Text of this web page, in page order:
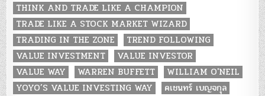
THINK AND TRADE LIKE A CHAMPION
TRADE LIKE A STOCK MARKET WIZARD
TRADING IN THE ZONE
TREND FOLLOWING
VALUE INVESTMENT
VALUE INVESTOR
VALUE WAY
WARREN BUFFETT
WILLIAM O'NEIL
YOYO’S VALUE INVESTING WAY
คเชนทร์ เบญจกุล